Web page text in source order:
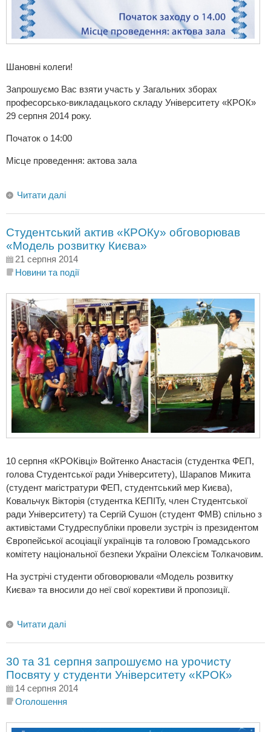
Шановні колеги!
Запрошуємо Вас взяти участь у Загальних зборах
професорсько-викладацького складу Університету «КРОК»
29 серпня 2014 року.
Початок о 14:00
Місце проведення: актова зала
Читати далі
Cтудентський актив «КРОКу» обговорював
«Модель розвитку Києва»
21 серпня 2014
Новини та події
10 серпня «КРОКівці» Войтенко Анастасія (студентка ФЕП,
голова Студентської ради Університету), Шарапов Микита
(студент магістратури ФЕП, студентський мер Києва),
Ковальчук Вікторія (студентка КЕПІТу, член Студентської
ради Університету) та Сергій Сушон (студент ФМВ) спільно з
активістами Студреспубліки провели зустріч із президентом
Європейської асоціації українців та головою Громадського
комітету національної безпеки України Олексієм Толкачовим.
На зустрічі студенти обговорювали «Модель розвитку
Києва» та вносили до неї свої корективи й пропозиції.
Читати далі
30 та 31 серпня запрошуємо на урочисту
Посвяту у студенти Університету «КРОК»
14 серпня 2014
Оголошення